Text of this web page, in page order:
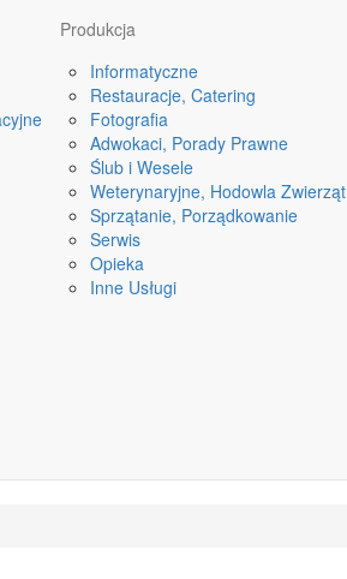
Produkcja
Informatyczne
Restauracje, Catering
Fotografia
Adwokaci, Porady Prawne
Ślub i Wesele
Weterynaryjne, Hodowla Zwierząt
Sprzątanie, Porządkowanie
Serwis
Opieka
Inne Usługi